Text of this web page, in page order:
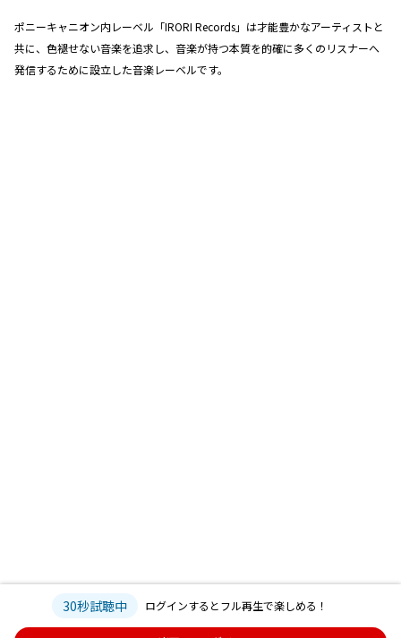
ポニーキャニオン内レーベル「IRORI Records」は才能豊かなアーティストと
共に、色褪せない音楽を追求し、音楽が持つ本質を的確に多くのリスナーへ
発信するために設立した音楽レーベルです。
30秒試聴中 ログインするとフル再生で楽しめる！